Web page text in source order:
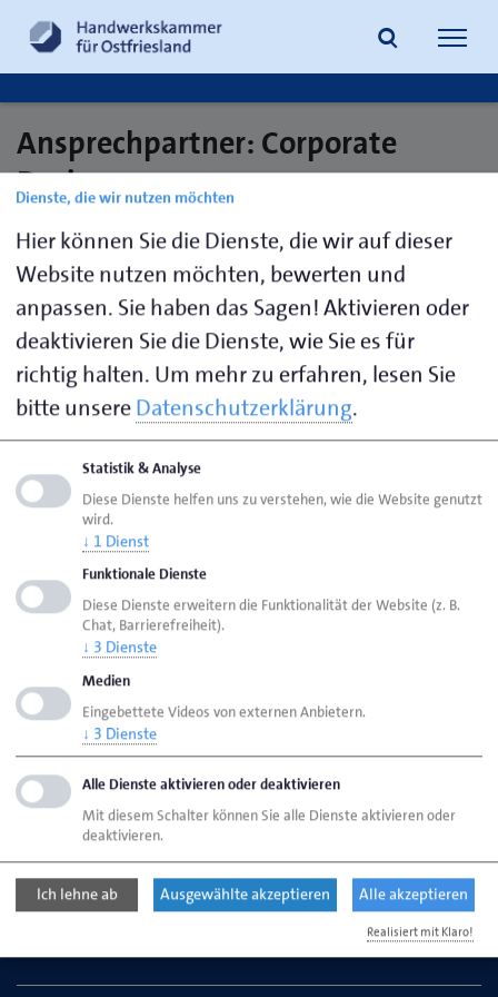
Suche
Ansprechpartner: Corporate
Design
Feldmann,
Wiebke
04941 1797-
20
presse@hwk-
aurich.de
Stöppel,
Jacqueline
04941 1797-
63
presse@hwk-
aurich.de
Seite empfehlen
Seite drucken
aktualisiert am 28. März 2025
HWK Aurich
Corporate Design
Handwerkskammer für Ostfriesland
Straße des Handwerks 2
26603 Aurich
Telefon: 04941 1797-0
E-Mail:kontakt@hwk-aurich.de
Dienste, die wir nutzen möchten
Hier können Sie die Dienste, die wir auf dieser
Website nutzen möchten, bewerten und
anpassen. Sie haben das Sagen! Aktivieren oder
deaktivieren Sie die Dienste, wie Sie es für
richtig halten. Um mehr zu erfahren, lesen Sie
bitte unsereDatenschutzerklärung.
Statistik & Analyse
Diese Dienste helfen uns zu verstehen, wie die Website genutzt
wird.
↓ 1 Dienst
Funktionale Dienste
Diese Dienste erweitern die Funktionalität der Website (z. B.
Chat, Barrierefreiheit).
↓ 3 Dienste
Medien
Eingebettete Videos von externen Anbietern.
↓ 3 Dienste
Alle Dienste aktivieren oder deaktivieren
Mit diesem Schalter können Sie alle Dienste aktivieren oder
deaktivieren.
Ich lehne ab Ausgewählte akzeptieren Alle akzeptieren
Realisiert mit Klaro!